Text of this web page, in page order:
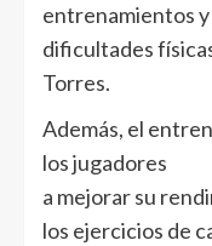
entrenamientos y
dificultades
Torres.
Además, el
los jugadores
a mejorar su
los ejercicios de